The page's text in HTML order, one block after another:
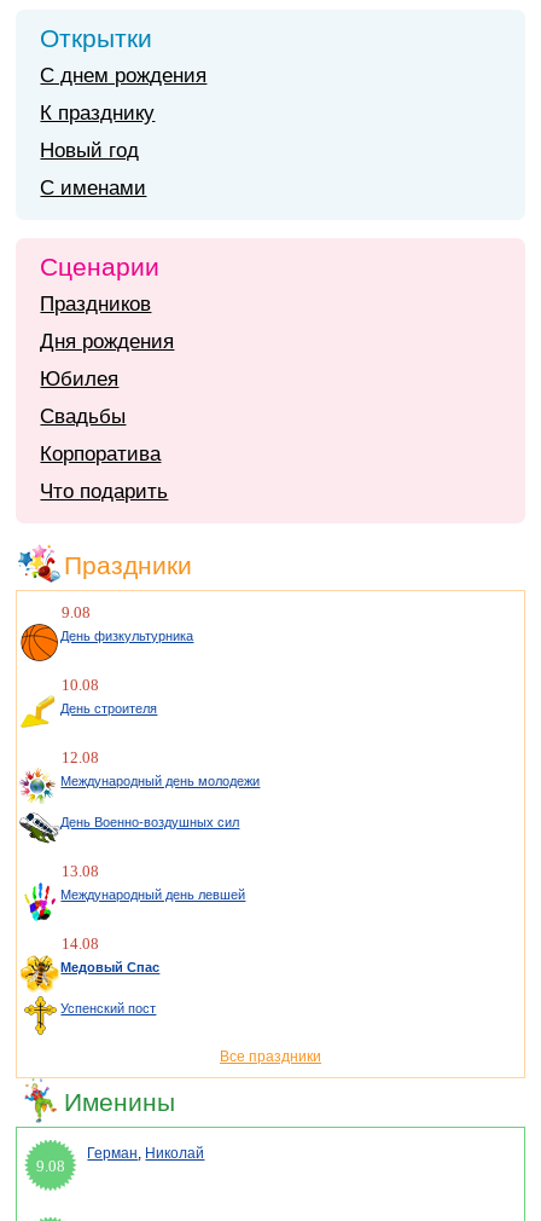
Открытки
С днем рождения
К празднику
Новый год
С именами
Сценарии
Праздников
Дня рождения
Юбилея
Свадьбы
Корпоратива
Что подарить
Праздники
9.08
День физкультурника
10.08
День строителя
12.08
Международный день молодежи
День Военно-воздушных сил
13.08
Международный день левшей
14.08
Медовый Спас
Успенский пост
Все праздники
Именины
9.08
Герман, Николай